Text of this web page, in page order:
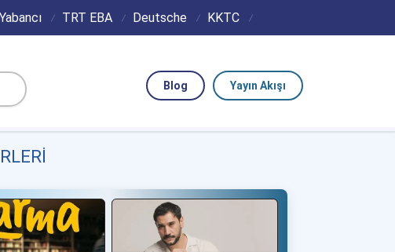
Yabancı TRT EBA Deutsche KKTC
Yayın Akışı
Blog